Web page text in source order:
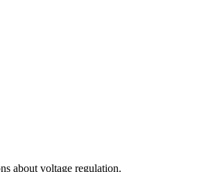
about voltage regulation.